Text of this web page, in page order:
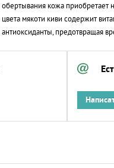
обертывания кожа приобретает
цвета мякоти киви содержит
антиоксиданты, предотвращая